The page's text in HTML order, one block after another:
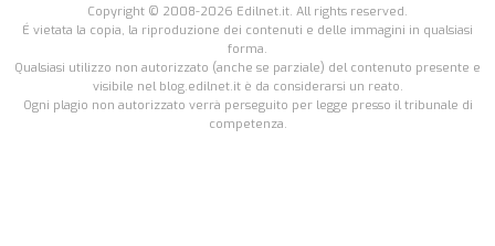
Copyright © 2008-2026 Edilnet.it. All rights reserved.
É vietata la copia, la riproduzione dei contenuti e delle immagini in qualsiasi
forma.
Qualsiasi utilizzo non autorizzato (anche se parziale) del contenuto presente e
visibile nel blog.edilnet.it è da considerarsi un reato.
Ogni plagio non autorizzato verrà perseguito per legge presso il tribunale di
competenza.